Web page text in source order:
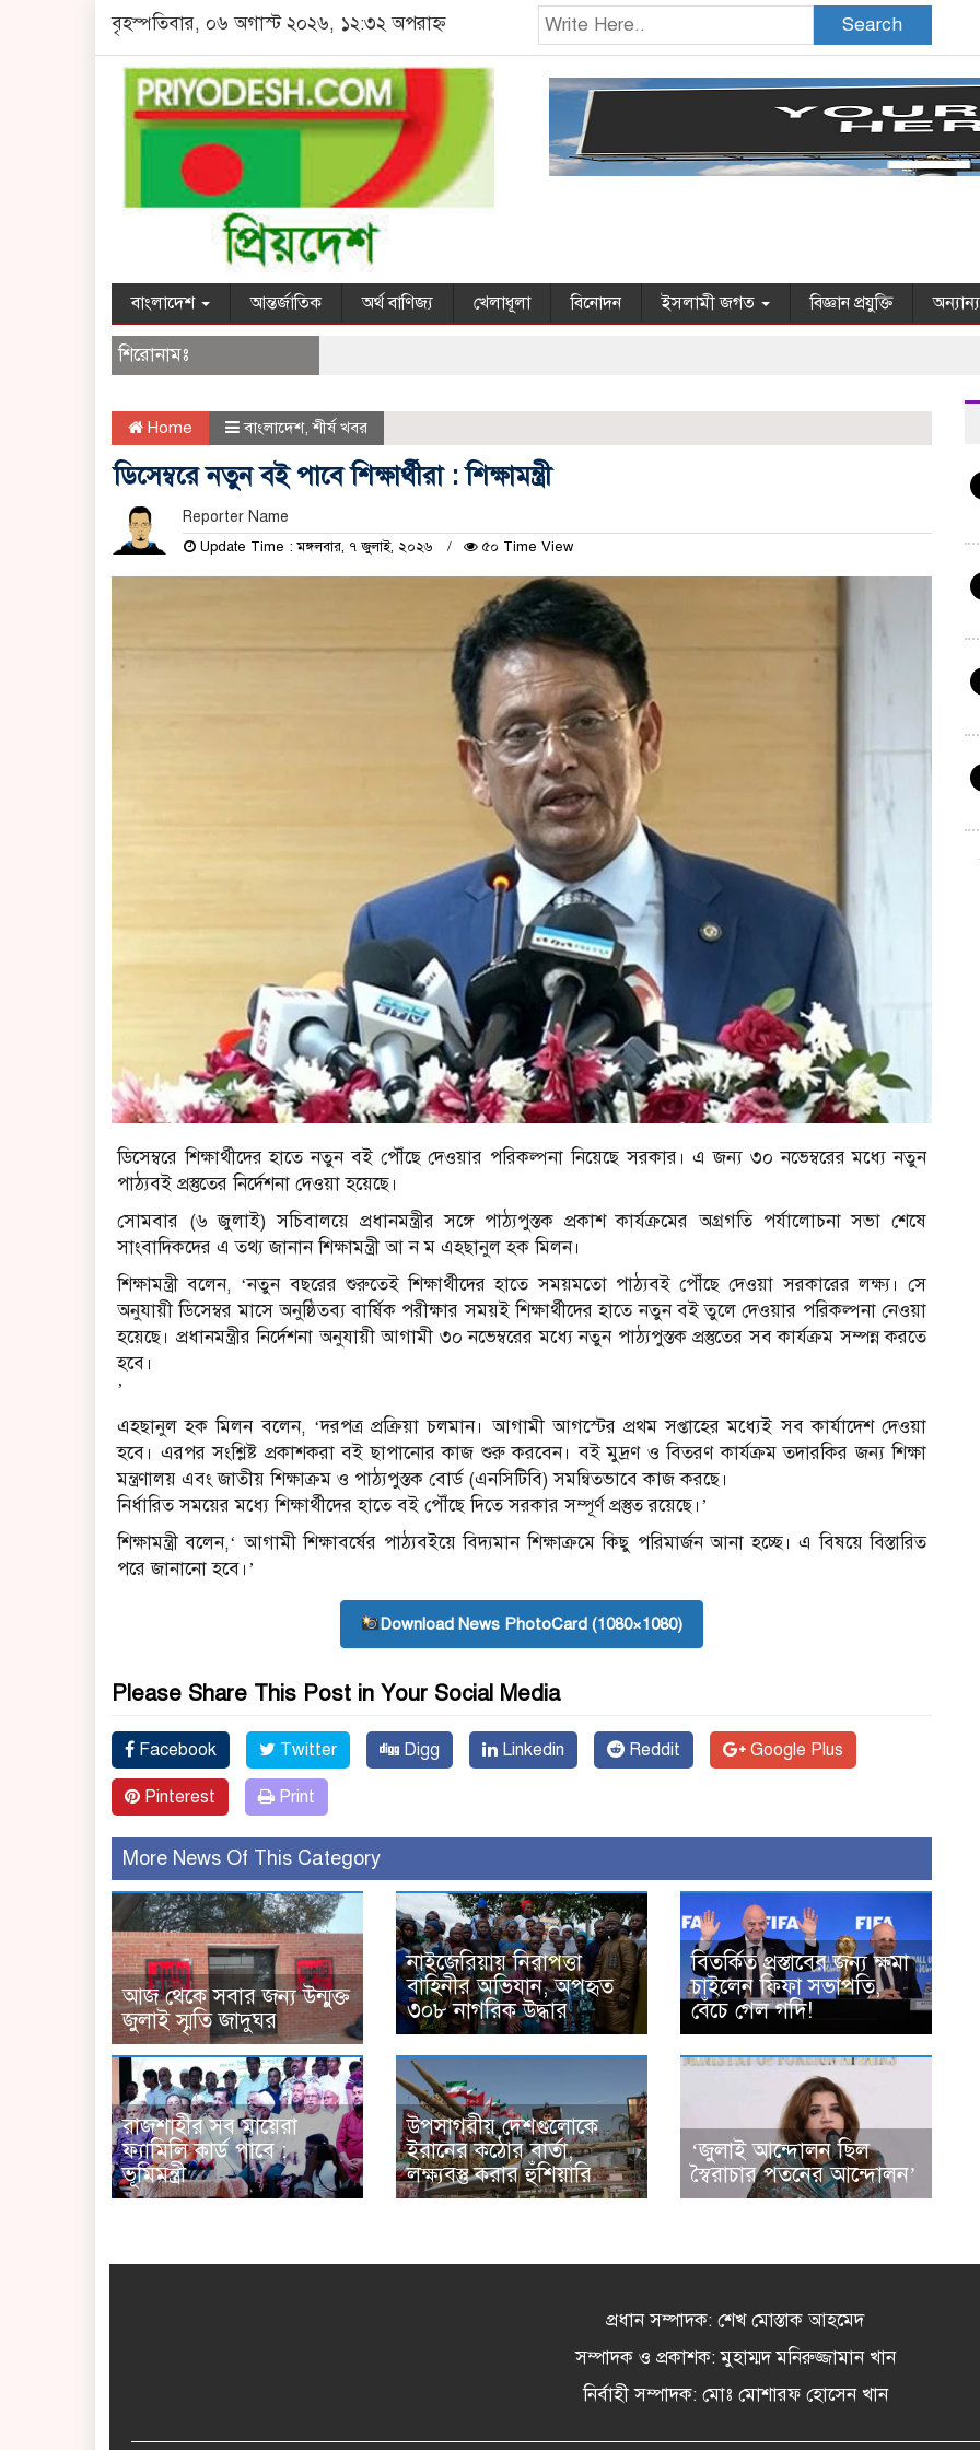
বৃহস্পতিবার, ০৬ অগাস্ট ২০২৬, ১২:৩২ অপরাহ্ন Search
বাংলাদেশ আন্তর্জাতিক অর্থ বাণিজ্য খেলাধূলা বিনোদন ইসলামী জগত বিজ্ঞান প্রযুক্তি অন্যান্য
শিরোনামঃ
Home বাংলাদেশ,শীর্ষ খবর
ডিসেম্বরে নতুন বই পাবে শিক্ষার্থীরা : শিক্ষামন্ত্রী
Reporter Name
Update Time : মঙ্গলবার, ৭ জুলাই, ২০২৬ ৫০ Time View
ডিসেম্বরে শিক্ষার্থীদের হাতে নতুন বই পৌঁছে দেওয়ার পরিকল্পনা নিয়েছে সরকার। এ জন্য ৩০ নভেম্বরের মধ্যে নতুন
পাঠ্যবই প্রস্তুতের নির্দেশনা দেওয়া হয়েছে।
সোমবার (৬ জুলাই) সচিবালয়ে প্রধানমন্ত্রীর সঙ্গে পাঠ্যপুস্তক প্রকাশ কার্যক্রমের অগ্রগতি পর্যালোচনা সভা শেষে
সাংবাদিকদের এ তথ্য জানান শিক্ষামন্ত্রী আ ন ম এহছানুল হক মিলন।
শিক্ষামন্ত্রী বলেন, ‘নতুন বছরের শুরুতেই শিক্ষার্থীদের হাতে সময়মতো পাঠ্যবই পৌঁছে দেওয়া সরকারের লক্ষ্য। সে
অনুযায়ী ডিসেম্বর মাসে অনুষ্ঠিতব্য বার্ষিক পরীক্ষার সময়ই শিক্ষার্থীদের হাতে নতুন বই তুলে দেওয়ার পরিকল্পনা নেওয়া
হয়েছে। প্রধানমন্ত্রীর নির্দেশনা অনুযায়ী আগামী ৩০ নভেম্বরের মধ্যে নতুন পাঠ্যপুস্তক প্রস্তুতের সব কার্যক্রম সম্পন্ন করতে
হবে।
’
এহছানুল হক মিলন বলেন, ‘দরপত্র প্রক্রিয়া চলমান। আগামী আগস্টের প্রথম সপ্তাহের মধ্যেই সব কার্যাদেশ দেওয়া
হবে। এরপর সংশ্লিষ্ট প্রকাশকরা বই ছাপানোর কাজ শুরু করবেন। বই মুদ্রণ ও বিতরণ কার্যক্রম তদারকির জন্য শিক্ষা
মন্ত্রণালয় এবং জাতীয় শিক্ষাক্রম ও পাঠ্যপুস্তক বোর্ড (এনসিটিবি) সমন্বিতভাবে কাজ করছে।
নির্ধারিত সময়ের মধ্যে শিক্ষার্থীদের হাতে বই পৌঁছে দিতে সরকার সম্পূর্ণ প্রস্তুত রয়েছে।’
শিক্ষামন্ত্রী বলেন,‘ আগামী শিক্ষাবর্ষের পাঠ্যবইয়ে বিদ্যমান শিক্ষাক্রমে কিছু পরিমার্জন আনা হচ্ছে। এ বিষয়ে বিস্তারিত
পরে জানানো হবে।’
Download News PhotoCard (1080×1080)
Please Share This Post in Your Social Media
Facebook Twitter Digg Linkedin Reddit Google Plus
Pinterest Print
More News Of This Category
আজ থেকে সবার জন্য উন্মুক্ত
জুলাই স্মৃতি জাদুঘর
নাইজেরিয়ায় নিরাপত্তা
বাহিনীর অভিযান, অপহৃত
৩০৮ নাগরিক উদ্ধার
বিতর্কিত প্রস্তাবের জন্য ক্ষমা
চাইলেন ফিফা সভাপতি,
বেঁচে গেল গদি!
রাজশাহীর সব মায়েরা
ফ্যামিলি কার্ড পাবে :
ভূমিমন্ত্রী
উপসাগরীয় দেশগুলোকে
ইরানের কঠোর বার্তা,
লক্ষ্যবস্তু করার হুঁশিয়ারি
‘জুলাই আন্দোলন ছিল
স্বৈরাচার পতনের আন্দোলন’
প্রধান সম্পাদক: শেখ মোস্তাক আহমেদ
সম্পাদক ও প্রকাশক: মুহাম্মদ মনিরুজ্জামান খান
নির্বাহী সম্পাদক: মোঃ মোশারফ হোসেন খান